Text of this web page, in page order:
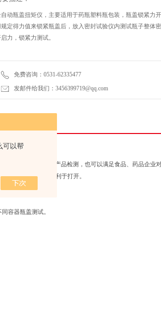
可以帮
动瓶盖扭矩仪，主要适用于药瓶塑料瓶包装，瓶盖锁紧力
规定得力值来锁紧瓶盖后，放入密封试验仪内测试瓶子整体
力，锁紧力测试。
免费咨询：0531-62335477
发邮件给我们：3456399719@qq.com
子生产企业对自身产品检测，也可以满足食品、药品企业
者使用时，是否有利于打开。
容器瓶盖测试。